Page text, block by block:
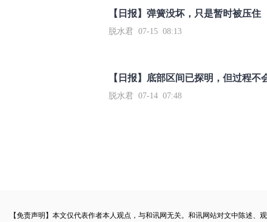
【日报】弹簧没坏，只是暂时被压住
脱水君 07-15 08:13
【日报】底部区间已探明，但过程不
脱水君 07-14 07:48
【免责声明】本文仅代表作者本人观点，与和讯网无关。和讯网站对文中陈述